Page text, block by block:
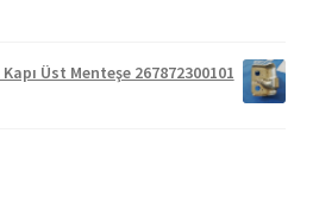
Üst Menteşe 267872300101